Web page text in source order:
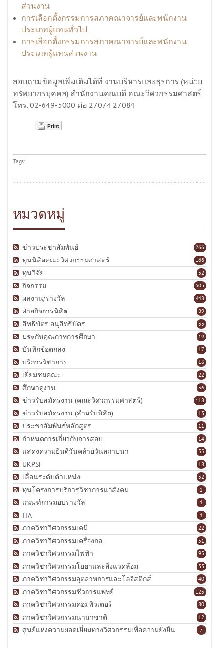
ส่วนงาน
การเลือกตั้งกรรมการสภาคณาจารย์และพนักงาน
ประเภทผู้แทนทั่วไป
การเลือกตั้งกรรมการสภาคณาจารย์และพนักงาน
ประเภทผู้แทนส่วนงาน
สอบถามข้อมูลเพิ่มเติมได้ที่ งานบริหารและธุรการ (หน่วย
ทรัพยากรบุคคล) สำนักงานคณบดี คณะวิศวกรรมศาสตร์
โทร. 02-649-5000 ต่อ 27074 27084
Print
Tags:
หมวดหมู่
266
ข่าวประชาสัมพันธ์
168
ทุนนิสิตคณะวิศวกรรมศาสตร์
32
ทุนวิจัย
503
กิจกรรม
448
ผลงาน/รางวัล
89
ฝ่ายกิจการนิสิต
33
สิทธิบัตร อนุสิทธิบัตร
19
ประกันคุณภาพการศึกษา
17
บันทึกข้อตกลง
16
บริการวิชาการ
22
เยี่ยมชมคณะ
36
ศึกษาดูงาน
118
ข่าวรับสมัครงาน (คณะวิศวกรรมศาสตร์)
13
ข่าวรับสมัครงาน (สำหรับนิสิต)
11
ประชาสัมพันธ์หลักสูตร
14
กำหนดการเกี่ยวกับการสอบ
55
แสดงความยินดีวันคล้ายวันสถาปนา
18
UKPSF
32
เลื่อนระดับตำแหน่ง
2
ทุนโครงการบริการวิชาการแก่สังคม
1
เกณฑ์การมอบรางวัล
1
ITA
22
ภาควิชาวิศวกรรมเคมี
51
ภาควิชาวิศวกรรมเครื่องกล
95
ภาควิชาวิศวกรรมไฟฟ้า
33
ภาควิชาวิศวกรรมโยธาและสิ่งแวดล้อม
40
ภาควิชาวิศวกรรมอุตสาหการและโลจิสติกส์
123
ภาควิชาวิศวกรรมชีวการแพทย์
80
ภาควิชาวิศวกรรมคอมพิวเตอร์
12
ภาควิชาวิศวกรรมนานาชาติ
7
ศูนย์แห่งความยอดเยี่ยมทางวิศวกรรมเพื่อความยั่งยืน